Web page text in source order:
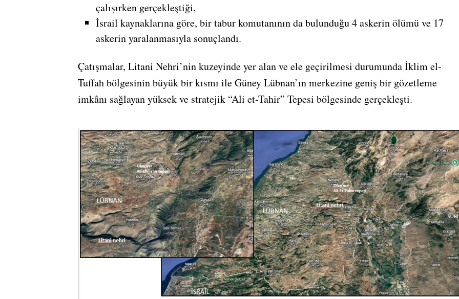
çalışırken gerçekleştiği,
İsrail kaynaklarına göre, bir tabur komutanının da bulunduğu 4 askerin ölümü ve 17
askerin yaralanmasıyla sonuçlandı.
Çatışmalar, Litani Nehri’nin kuzeyinde yer alan ve ele geçirilmesi durumunda İklim el-
Tuffah bölgesinin büyük bir kısmı ile Güney Lübnan’ın merkezine geniş bir gözetleme
imkânı sağlayan yüksek ve stratejik “Ali et-Tahir” Tepesi bölgesinde gerçekleşti.